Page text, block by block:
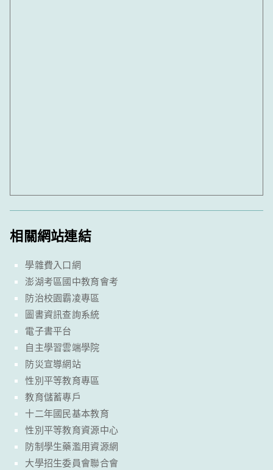
相關網站連結
學雜費入口網
澎湖考區國中教育會考
防治校園霸凌專區
圖書資訊查詢系統
電子書平台
自主學習雲端學院
防災宣導網站
性別平等教育專區
教育儲蓄專戶
十二年國民基本教育
性別平等教育資源中心
防制學生藥濫用資源網
大學招生委員會聯合會